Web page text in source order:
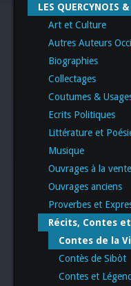
LES QUERCYNOIS
Art et Culture
Autres Auteurs
Biographies
Collectages
Coutumes &
Ecrits Politiques
Littérature et
Musique
Ouvrages à la vente
Ouvrages anciens
Proverbes et
Récits, Contes
Contes de la
Contès de Sibòt
Contes et